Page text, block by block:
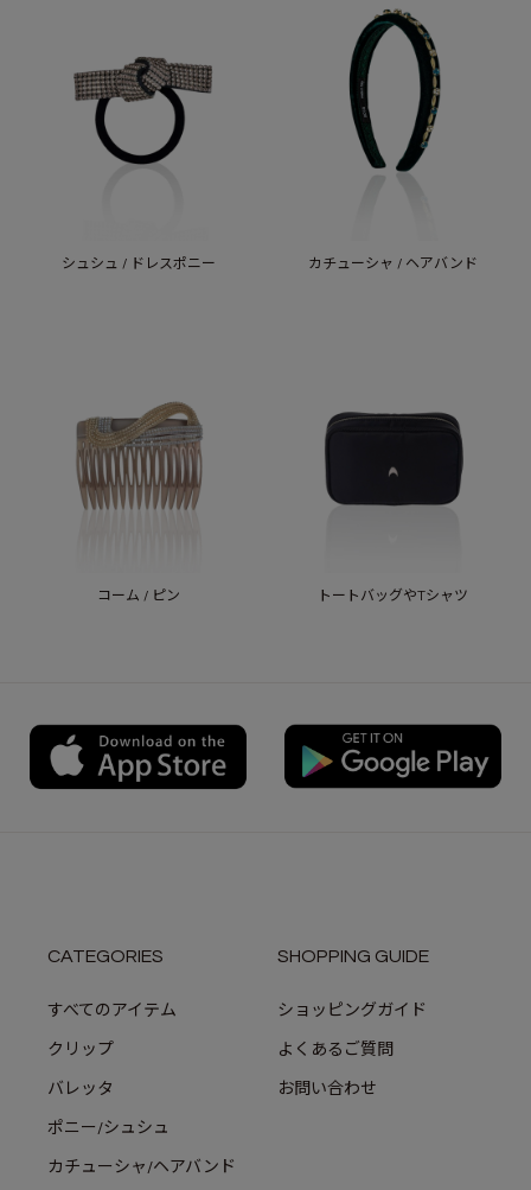
シュシュ / ドレスポニー カチューシャ / ヘアバンド
コーム / ピン トートバッグやTシャツ
CATEGORIES
すべてのアイテム
クリップ
バレッタ
ポニー/シュシュ
カチューシャ/ヘアバンド
SHOPPING GUIDE
ショッピングガイド
よくあるご質問
お問い合わせ